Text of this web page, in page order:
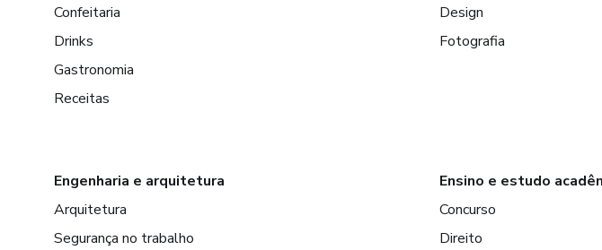
Confeitaria
Drinks
Gastronomia
Receitas
Design
Fotografia
Engenharia e arquitetura
Arquitetura
Segurança no trabalho
Ensino e estudo
Concurso
Direito